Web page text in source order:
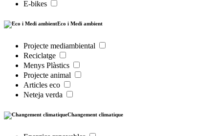
E-bikes
Eco i Medi ambient
Projecte mediambiental
Reciclatge
Menys Plàstics
Projecte animal
Articles eco
Neteja verda
Changement climatique